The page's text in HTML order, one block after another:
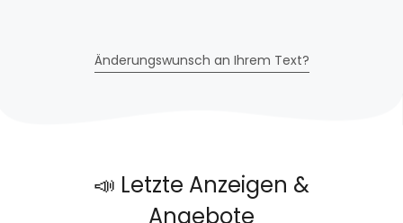
Änderungswunsch an Ihrem Text?